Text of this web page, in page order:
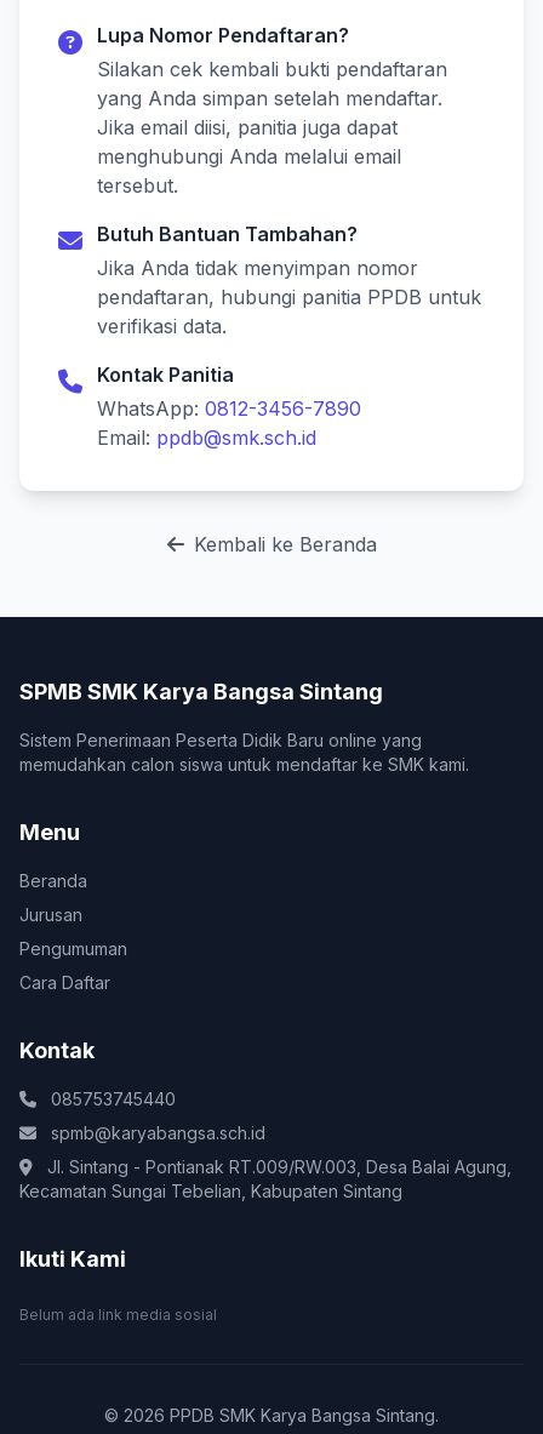
Lupa Nomor Pendaftaran?
Silakan cek kembali bukti pendaftaran
yang Anda simpan setelah mendaftar.
Jika email diisi, panitia juga dapat
menghubungi Anda melalui email
tersebut.
Butuh Bantuan Tambahan?
Jika Anda tidak menyimpan nomor
pendaftaran, hubungi panitia PPDB untuk
verifikasi data.
Kontak Panitia
WhatsApp: 0812-3456-7890
Email: ppdb@smk.sch.id
Kembali ke Beranda
SPMB SMK Karya Bangsa Sintang
Sistem Penerimaan Peserta Didik Baru online yang
memudahkan calon siswa untuk mendaftar ke SMK kami.
Menu
Beranda
Jurusan
Pengumuman
Cara Daftar
Kontak
085753745440
spmb@karyabangsa.sch.id
Jl. Sintang - Pontianak RT.009/RW.003, Desa Balai Agung,
Kecamatan Sungai Tebelian, Kabupaten Sintang
Ikuti Kami
Belum ada link media sosial
© 2026 PPDB SMK Karya Bangsa Sintang.